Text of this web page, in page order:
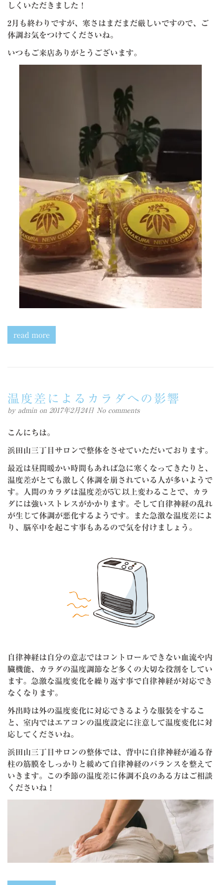
しくいただきました！
2月も終わりですが、寒さはまだまだ厳しいですので、ご
体調お気をつけてくださいね。
いつもご来店ありがとうございます。
read more
温度差によるカラダへの影響
by admin on 2017年2月24日 No comments
こんにちは。
浜田山三丁目サロンで整体をさせていただいております。
最近は昼間暖かい時間もあれば急に寒くなってきたりと、
温度差がとても激しく体調を崩されている人が多いようで
す。人間のカラダは温度差が5℃以上変わることで、カラ
ダには強いストレスがかかります。そして自律神経の乱れ
が生じて体調が悪化するようです。また急激な温度差によ
り、脳卒中を起こす事もあるので気を付けましょう。
自律神経は自分の意志ではコントロールできない血流や内
臓機能、カラダの温度調節など多くの大切な役割をしてい
ます。急激な温度変化を繰り返す事で自律神経が対応でき
なくなります。
外出時は外の温度変化に対応できるような服装をするこ
と、室内ではエアコンの温度設定に注意して温度変化に対
応してくださいね。
浜田山三丁目サロンの整体では、背中に自律神経が通る脊
柱の筋膜をしっかりと緩めて自律神経のバランスを整えて
いきます。この季節の温度差に体調不良のある方はご相談
くださいね！